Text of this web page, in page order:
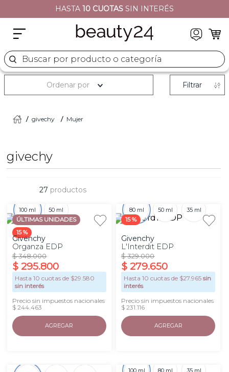
HASTA 10 CUOTAS SIN INTERÉS
Buscar por producto o categoría
givechy Mujer
givechy
Ordenar por Filtrar
27 productos
ÚLTIMAS UNIDADES
15 %
100 ml 50 ml
Givenchy
Organza EDP
$ 348.000
$ 295.800
Hasta 10 cuotas de $29.580
sin interés
Precio sin impuestos nacionales
$ 244.463
AGREGAR
15 %
80 ml 50 ml 35 ml
Givenchy
L'Interdit EDP
$ 329.000
$ 279.650
Hasta10 cuotas de $27.965 sin
interés
Precio sin impuestos nacionales
$ 231.116
AGREGAR
100 ml 80 ml 35 ml
naj oleari
5. versace